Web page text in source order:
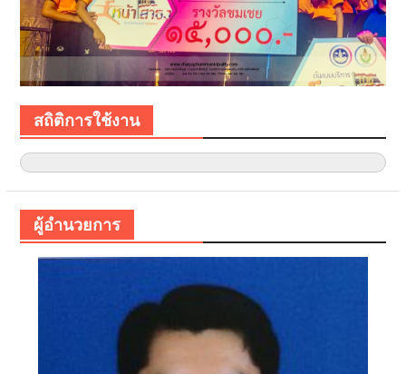
สถิติการใช้งาน
ผู้อำนวยการ